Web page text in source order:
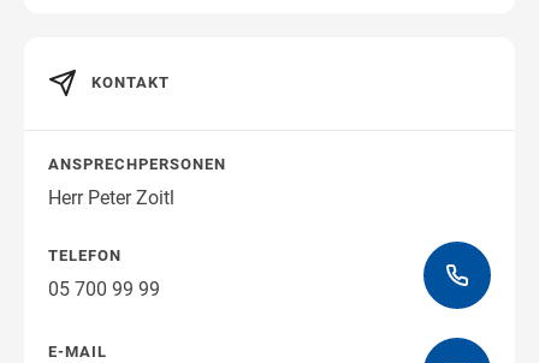
KONTAKT
ANSPRECHPERSONEN
Herr Peter Zoitl
TELEFON
05 700 99 99
E-MAIL